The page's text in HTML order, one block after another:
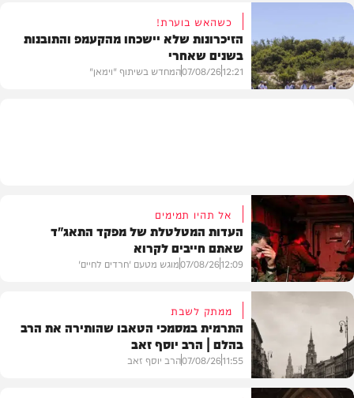
חרדים
כשהאש בוערת!
הזיכרונות שלא יישכחו מהקעמפ והתובנות
בשנים שאחרי
12:21
07/08/26המחדש בשיתוף "וימאן"
דעות
אל תהיו תמימים
העדות המטלטלת של מפקד התאג"ד
שאתם חייבים לקרוא
12:09
07/08/26מוגש מטעם 'חרדים לחיים'
ממתק לשבת
התרמית במסמכי הטאבו שהותירה את הרב
בהלם | הרב יוסף זאב
11:55
07/08/26הרב יוסף זאב